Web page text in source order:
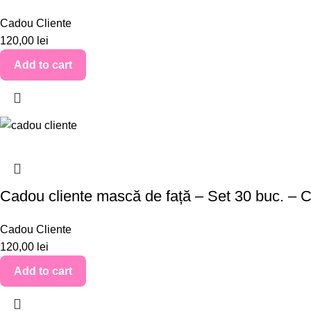
Cadou Cliente
120,00 lei
Add to cart
Cadou cliente mască de față – Set 30 buc. –
Cadou Cliente
120,00 lei
Add to cart